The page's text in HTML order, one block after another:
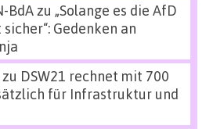
BdAzu „Solange es die AfD
Gedenken an
zu DSW21 rechnet mit 700
für Infrastruktur und